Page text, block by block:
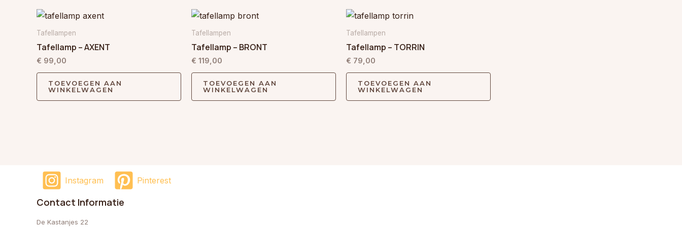
Tafellampen
Tafellamp – AXENT
€ 99,00
TOEVOEGEN AAN
WINKELWAGEN
Tafellampen
Tafellamp – BRONT
€ 119,00
TOEVOEGEN AAN
WINKELWAGEN
Tafellampen
Tafellamp – TORRIN
€ 79,00
TOEVOEGEN AAN
WINKELWAGEN
Instagram Pinterest
Contact Informatie
De Kastanjes 22